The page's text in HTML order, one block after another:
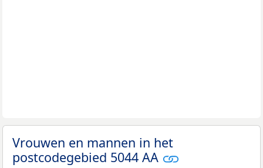
Vrouwen en mannen in het
postcodegebied 5044 AA